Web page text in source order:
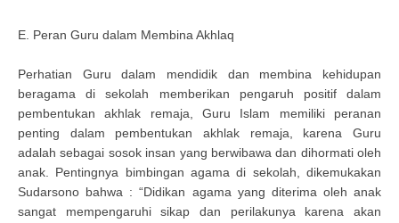
E. Peran Guru dalam Membina Akhlaq
Perhatian Guru dalam mendidik dan membina kehidupan
beragama di sekolah memberikan pengaruh positif dalam
pembentukan akhlak remaja, Guru Islam memiliki peranan
penting dalam pembentukan akhlak remaja, karena Guru
adalah sebagai sosok insan yang berwibawa dan dihormati oleh
anak. Pentingnya bimbingan agama di sekolah, dikemukakan
Sudarsono bahwa : “Didikan agama yang diterima oleh anak
sangat mempengaruhi sikap dan perilakunya karena akan